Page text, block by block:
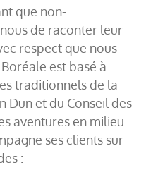
que non-
de raconter leur
respect que nous
est basé à
traditionnels de la
Dün et du Conseil des
aventures en milieu
ses clients sur
: